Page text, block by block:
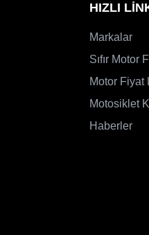
HIZLI
Markalar
Sıfır Motor
Motor Fiyat
Motosiklet
Haberler